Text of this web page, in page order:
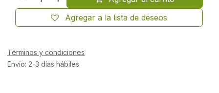
Agregar a la lista de deseos
Términos y condiciones
Envío: 2-3 días hábiles